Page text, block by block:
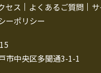
セス よくあるご質問
ーポリシー
市中央区多聞通3-1-1